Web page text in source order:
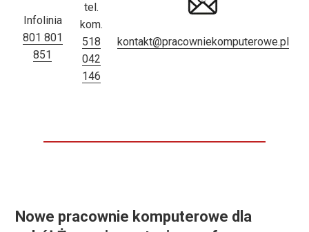
Infolinia
801 801
851
tel.
kom.
518
042
146
kontakt@pracowniekomputerowe.pl
Nowe pracownie komputerowe dla